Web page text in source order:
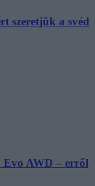
szeretjük a svéd
AWD – erről